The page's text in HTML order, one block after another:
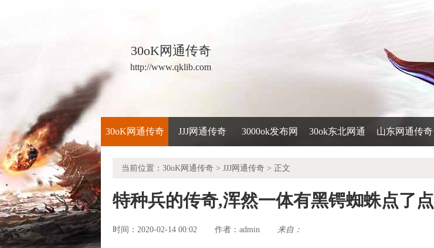
30oK网通传奇
http://www.qklib.com
30oK网通传奇 JJJ网通传奇 3000ok发布网 30ok东北网通 山东网通传奇
当前位置： 30oK网通传奇 > JJJ网通传奇 > 正文
特种兵的传奇,浑然一体有黑锷蜘蛛点了点
时间：2020-02-14 00:02 作者： admin 来自：